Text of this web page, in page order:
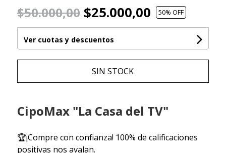
$50.000,00$25.000,00 50% OFF
Ver cuotas y descuentos
SIN STOCK
CipoMax "La Casa del TV"
🏆¡Compre con confianza! 100% de calificaciones
positivas nos avalan.